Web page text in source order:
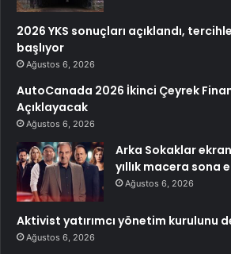
2026 YKS sonuçları açıklandı,
başlıyor
Ağustos 6, 2026
AutoCanada 2026 İkinci Çeyrek
Açıklayacak
Ağustos 6, 2026
Arka Sokaklar
yıllık macera sona
Ağustos 6, 2026
Aktivist yatırımcı yönetim kurulunu
Ağustos 6, 2026